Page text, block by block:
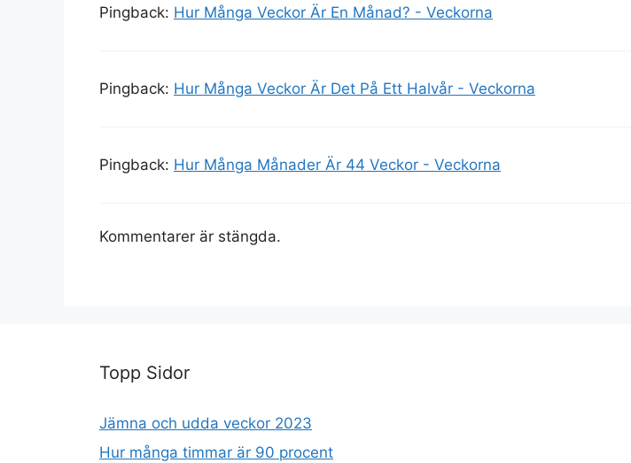
Pingback: Hur Många Veckor Är En Månad? - Veckorna
Pingback: Hur Många Veckor Är Det På Ett Halvår - Veckorna
Pingback: Hur Många Månader Är 44 Veckor - Veckorna
Kommentarer är stängda.
Topp Sidor
Jämna och udda veckor 2023
Hur många timmar är 90 procent